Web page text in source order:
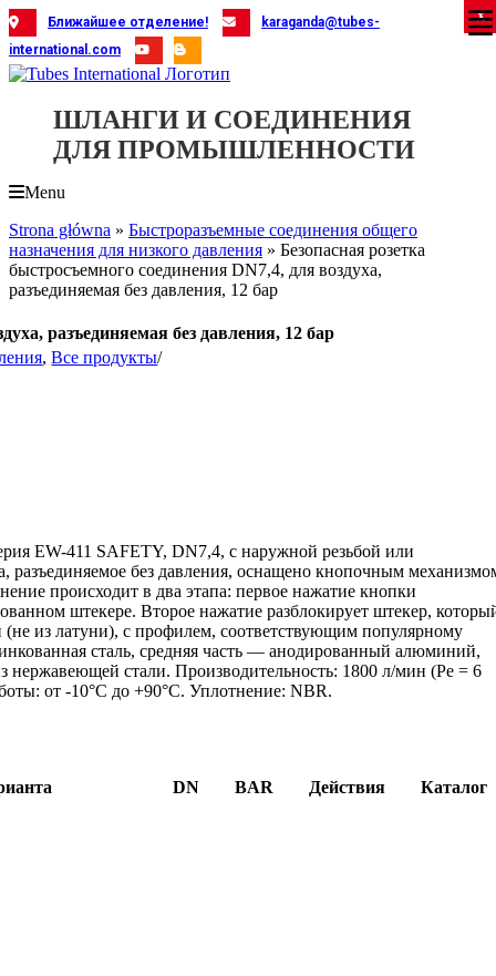
Skip
to
content
Ближайшее отделение!
karaganda@tubes-
international.com
ШЛАНГИ И СОЕДИНЕНИЯ
ДЛЯ ПРОМЫШЛЕННОСТИ
Menu
Strona główna » Быстроразъемные соединения общего
назначения для низкого давления » Безопасная розетка
быстросъемного соединения DN7,4, для воздуха,
разъединяемая без давления, 12 бар
разъединяемая без давления, 12 бар
,Все продукты/
EW-411 SAFETY, DN7,4, с наружной резьбой или
разъединяемое без давления, оснащено кнопочным
происходит в два этапа: первое нажатие кнопки
штекере. Второе нажатие разблокирует штекер,
из латуни), с профилем, соответствующим популярному
сталь, средняя часть — анодированный алюминий,
стали. Производительность: 1800 л/мин (Pe = 6
от -10°C до +90°C. Уплотнение: NBR.
DN BAR Действия Каталог
X
X
X
X
X
X
X
X
X
X
X
X
X
X
X
X
X
X
X